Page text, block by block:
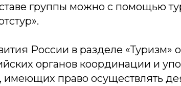
группы можно с помощью
России в разделе «Туризм»
органов координации и
имеющих право осуществлять